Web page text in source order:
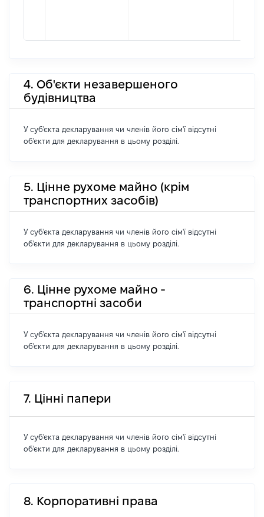
4. Об'єкти незавершеного
будівництва
У суб'єкта декларування чи членів його сім'ї відсутні
об'єкти для декларування в цьому розділі.
5. Цінне рухоме майно (крім
транспортних засобів)
У суб'єкта декларування чи членів його сім'ї відсутні
об'єкти для декларування в цьому розділі.
6. Цінне рухоме майно -
транспортні засоби
У суб'єкта декларування чи членів його сім'ї відсутні
об'єкти для декларування в цьому розділі.
7. Цінні папери
У суб'єкта декларування чи членів його сім'ї відсутні
об'єкти для декларування в цьому розділі.
8. Корпоративні права